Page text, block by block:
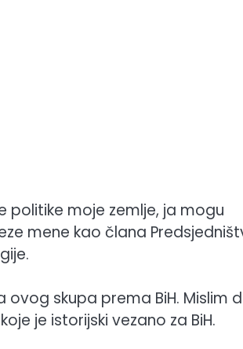
politike moje zemlje, ja mogu
mene kao člana
skupa prema BiH. Mislim
je istorijski vezano za BiH.